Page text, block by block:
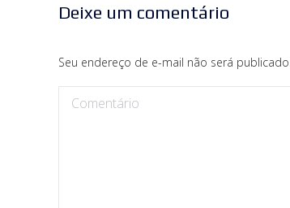
Deixe um comentário
Seu endereço de e-mail não será
Comentário